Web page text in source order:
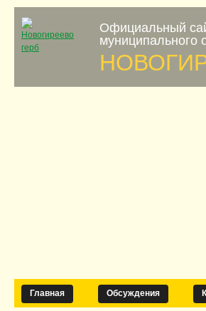
Официальный
муниципального
Главная Обсуждения